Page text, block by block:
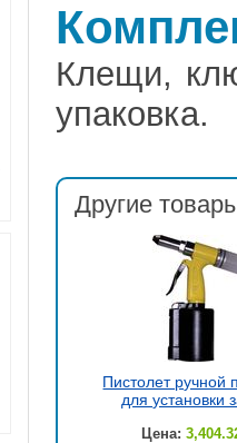
Клещи,
упаковка.
Другие
Пистолет ручной
для установки
Цена: